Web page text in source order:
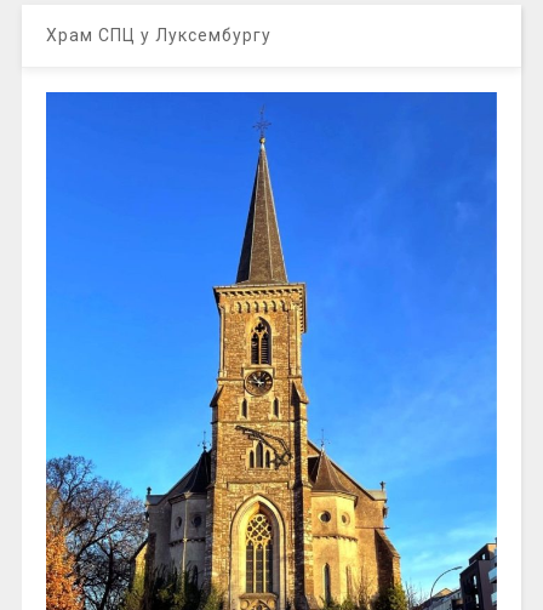
Храм СПЦ у Луксембургу